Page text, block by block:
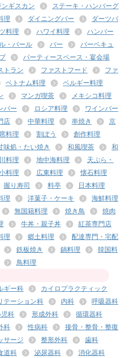
ンギスカン
ステーキ・ハンバーグ
理 ダイニングバー
ダーツバ
料理 ハワイ料理
ハンバー
・バール バー
バーベキュ
パーティースペース・宴会場
トラン ファストフード
ファ
ベトナム料理
ベルギー料理
マンガ喫茶
メキシコ料理
バー ロシア料理
ワインバー
店 中華料理 串焼き
京
料理 割ぽう
創作料理
味処・たい焼き 和風喫茶
和
料理 地中海料理
天ぷら・
料理 広東料理
懐石料理
握り寿司 料亭
日本料理
理 洋菓子・ケーキ
海鮮料理
無国籍料理 焼き鳥
焼肉
牛丼・親子丼
紅茶専門店
理 郷土料理
配達専門・宅配
鉄板焼き 鍋料理
韓国料
鳥料理
ギー科
カイロプラクティック
テーション科 内科
呼吸器科
科 形成外科
循環器科
科 性病科
接骨・整骨・整復
サージ 整形外科
歯科
道科 泌尿器科
消化器科